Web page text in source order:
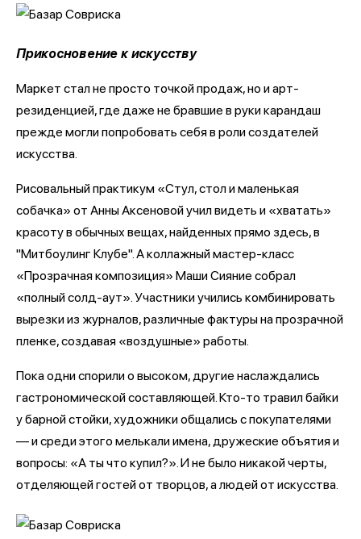
Прикосновение к искусству
Маркет стал не просто точкой продаж, но и арт-
резиденцией, где даже не бравшие в руки карандаш
прежде могли попробовать себя в роли создателей
искусства.
Рисовальный практикум «Стул, стол и маленькая
собачка» от Анны Аксеновой учил видеть и «хватать»
красоту в обычных вещах, найденных прямо здесь, в
"Митбоулинг Клубе". А коллажный мастер-класс
«Прозрачная композиция» Маши Сияние собрал
«полный солд-аут». Участники учились комбинировать
вырезки из журналов, различные фактуры на прозрачной
пленке, создавая «воздушные» работы.
Пока одни спорили о высоком, другие наслаждались
гастрономической составляющей. Кто-то травил байки
у барной стойки, художники общались с покупателями
— и среди этого мелькали имена, дружеские объятия и
вопросы: «А ты что купил?». И не было никакой черты,
отделяющей гостей от творцов, а людей от искусства.